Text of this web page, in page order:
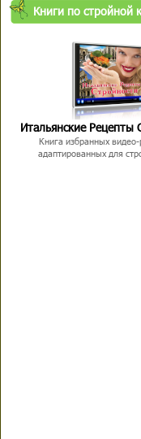
Книги по стройной
Итальянские Рецепты
Книга избранных
адаптированных для